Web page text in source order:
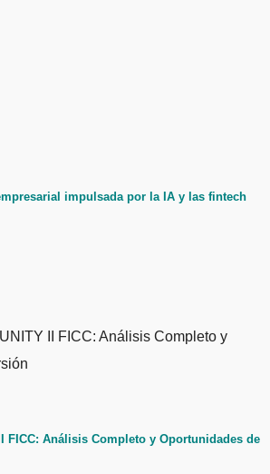
impulsada por la IA y las fintech
FICC: Análisis Completo y Oportunidades de